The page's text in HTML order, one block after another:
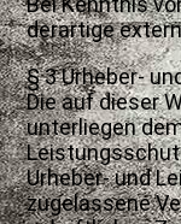
derartige
§ 3 Urheber-
Die auf dieser
unterliegen
Urheber- und
zugelassene